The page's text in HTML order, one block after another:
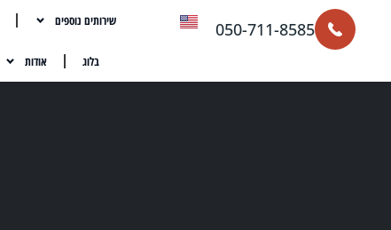
050-711-8585 שירותים נוספים
בלוג אודות